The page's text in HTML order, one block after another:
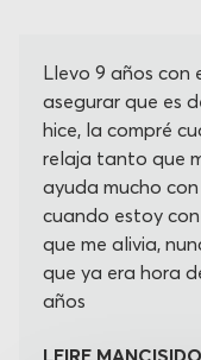
Llevo 9 años con
asegurar que es
hice, la compré
relaja tanto que
ayuda mucho
cuando estoy
que me alivia,
que ya era hora
años
LEIRE